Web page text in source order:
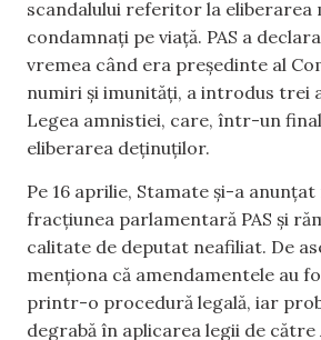
scandalului referitor la eliberarea
condamnați pe viață. PAS a
vremea când era președinte al
numiri și imunități, a introdus trei
Legea amnistiei, care, într-un
eliberarea deținuților.
Pe 16 aprilie, Stamate și-a
fracțiunea parlamentară PAS și
calitate de deputat neafiliat. De
menționa că amendamentele au
printr-o procedură legală, iar
degrabă în aplicarea legii de